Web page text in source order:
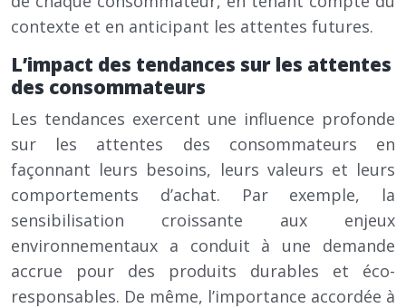
contexte et en anticipant les attentes futures.
L’impact des tendances sur les attentes
des consommateurs
Les tendances exercent une influence profonde
sur les attentes des consommateurs en
façonnant leurs besoins, leurs valeurs et leurs
comportements d’achat. Par exemple, la
sensibilisation croissante aux enjeux
environnementaux a conduit à une demande
accrue pour des produits durables et éco-
responsables. De même, l’importance accordée à